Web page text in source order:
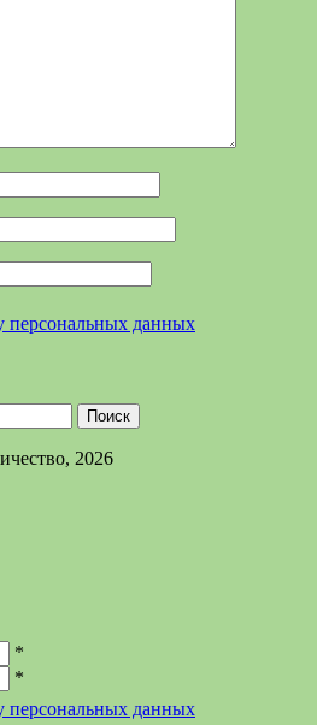
персональных данных
Поиск
2026
*
*
персональных данных